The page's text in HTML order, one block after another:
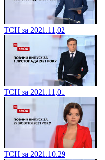
ТСН за 2021.11,02
ТСН за 2021.11,01
ТСН за 2021.10.29